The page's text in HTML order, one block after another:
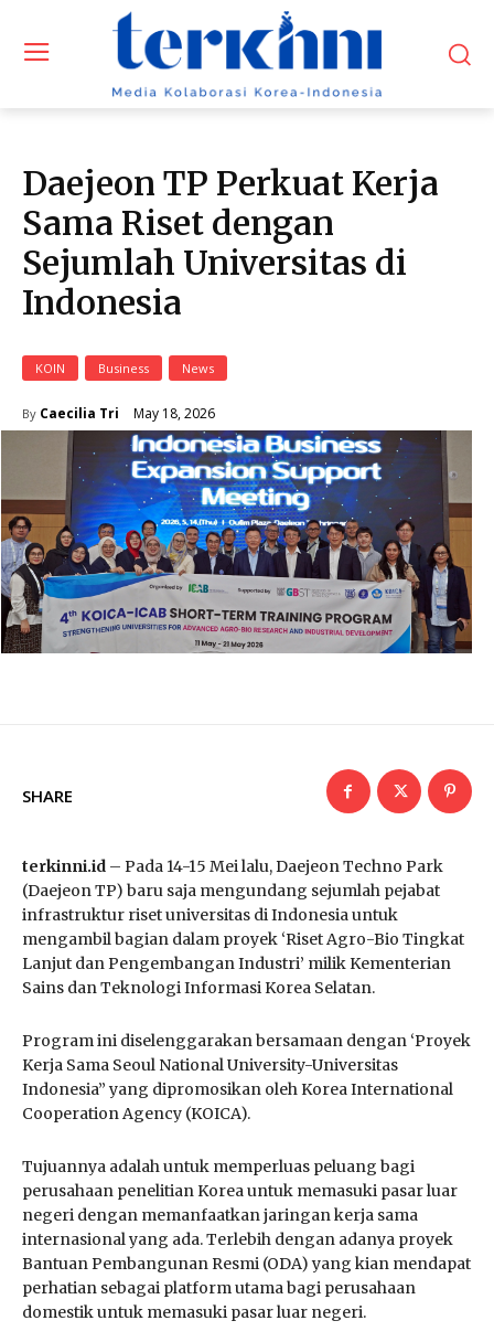
Daejeon TP Perkuat Kerja
Sama Riset dengan
Sejumlah Universitas di
Indonesia
KOIN Business News
By Caecilia Tri May 18, 2026
SHARE
terkinni.id – Pada 14-15 Mei lalu, Daejeon Techno Park
(Daejeon TP) baru saja mengundang sejumlah pejabat
infrastruktur riset universitas di Indonesia untuk
mengambil bagian dalam proyek ‘Riset Agro-Bio Tingkat
Lanjut dan Pengembangan Industri’ milik Kementerian
Sains dan Teknologi Informasi Korea Selatan.
Program ini diselenggarakan bersamaan dengan ‘Proyek
Kerja Sama Seoul National University-Universitas
Indonesia” yang dipromosikan oleh Korea International
Cooperation Agency (KOICA).
Tujuannya adalah untuk memperluas peluang bagi
perusahaan penelitian Korea untuk memasuki pasar luar
negeri dengan memanfaatkan jaringan kerja sama
internasional yang ada. Terlebih dengan adanya proyek
Bantuan Pembangunan Resmi (ODA) yang kian mendapat
perhatian sebagai platform utama bagi perusahaan
domestik untuk memasuki pasar luar negeri.